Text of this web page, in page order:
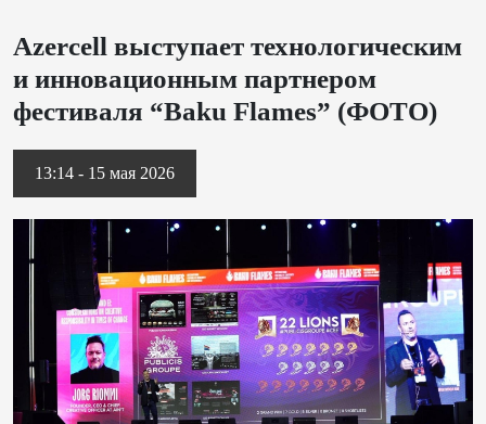
Azercell выступает технологическим
и инновационным партнером
фестиваля “Baku Flames” (ФОТО)
13:14 - 15 мая 2026